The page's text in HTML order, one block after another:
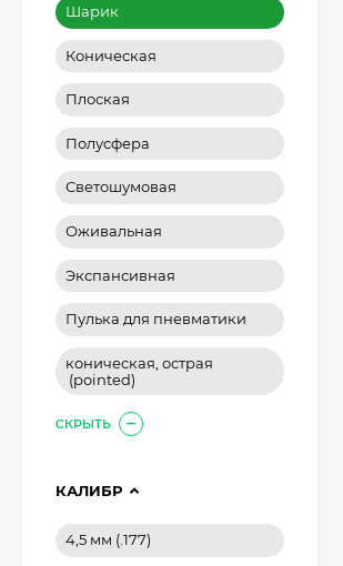
Шарик
Коническая
Плоская
Полусфера
Светошумовая
Оживальная
Экспансивная
Пулька для пневматики
коническая, острая
(pointed)
СКРЫТЬ
КАЛИБР
4,5 мм (.177)